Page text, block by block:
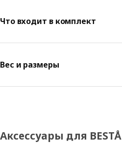
Что входит в комплект
Вес и размеры
Аксессуары для BESTÅ